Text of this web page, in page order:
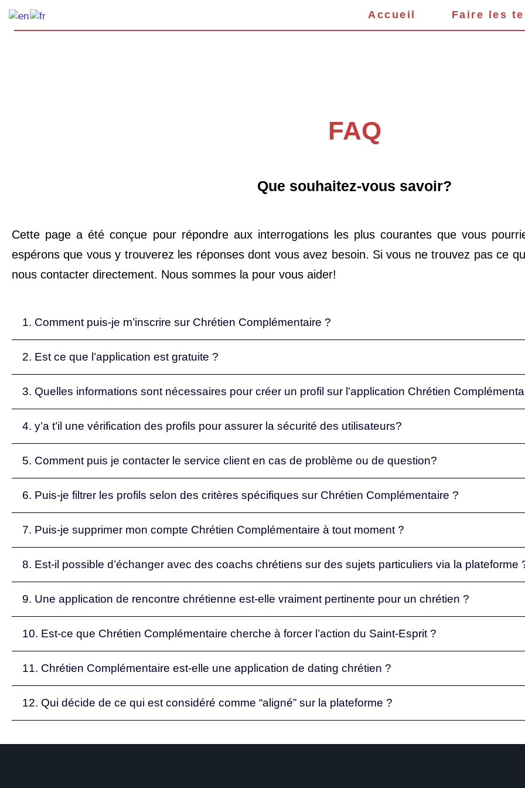
Accueil Faire les
FAQ
Que souhaitez-vous savoir?
Cette page a été conçue pour répondre aux interrogations les plus courantes que vous
espérons que vous y trouverez les réponses dont vous avez besoin. Si vous ne trouvez pas ce
nous contacter directement. Nous sommes la pour vous aider!
1. Comment puis-je m’inscrire sur Chrétien Complémentaire ?
2. Est ce que l’application est gratuite ?
3. Quelles informations sont nécessaires pour créer un profil sur l’application Chrétien
4. y’a t’il une vérification des profils pour assurer la sécurité des utilisateurs?
5. Comment puis je contacter le service client en cas de problème ou de question?
6. Puis-je filtrer les profils selon des critères spécifiques sur Chrétien Complémentaire ?
7. Puis-je supprimer mon compte Chrétien Complémentaire à tout moment ?
8. Est-il possible d’échanger avec des coachs chrétiens sur des sujets particuliers via la plateforme
9. Une application de rencontre chrétienne est-elle vraiment pertinente pour un chrétien ?
10. Est-ce que Chrétien Complémentaire cherche à forcer l’action du Saint-Esprit ?
11. Chrétien Complémentaire est-elle une application de dating chrétien ?
12. Qui décide de ce qui est considéré comme “aligné” sur la plateforme ?